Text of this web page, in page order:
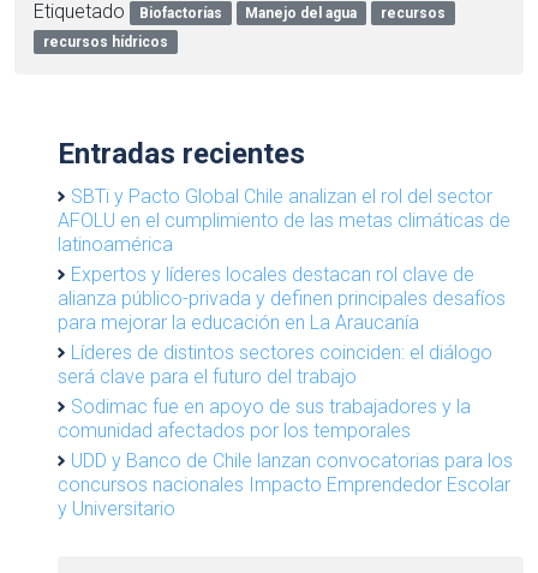
Etiquetado Biofactorías Manejo del agua
recursos
recursos hídricos
Entradas recientes
SBTi y Pacto Global Chile analizan el rol del sector
AFOLU en el cumplimiento de las metas climáticas de
latinoamérica
Expertos y líderes locales destacan rol clave de
alianza público-privada y definen principales desafíos
para mejorar la educación en La Araucanía
Líderes de distintos sectores coinciden: el diálogo
será clave para el futuro del trabajo
Sodimac fue en apoyo de sus trabajadores y la
comunidad afectados por los temporales
UDD y Banco de Chile lanzan convocatorias para los
concursos nacionales Impacto Emprendedor Escolar
y Universitario